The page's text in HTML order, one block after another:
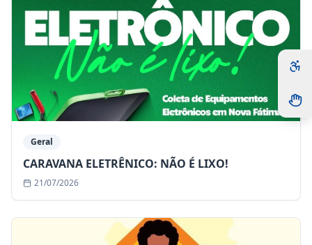
Geral
CARAVANA ELETRÊNICO: NÃO É LIXO!
21/07/2026